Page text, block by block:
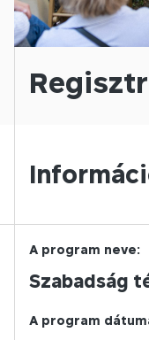
A program neve:
Szabadság
A program